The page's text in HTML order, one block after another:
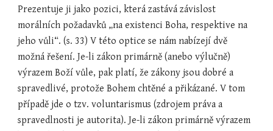
Prezentuje ji jako pozici, která zastává závislost
morálních požadavků „na existenci Boha, respektive na
jeho vůli“. (s. 33) V této optice se nám nabízejí dvě
možná řešení. Je-li zákon primárně (anebo výlučně)
výrazem Boží vůle, pak platí, že zákony jsou dobré a
spravedlivé, protože Bohem chtěné a přikázané. V tom
případě jde o tzv. voluntarismus (zdrojem práva a
spravedlnosti je autorita). Je-li zákon primárně výrazem